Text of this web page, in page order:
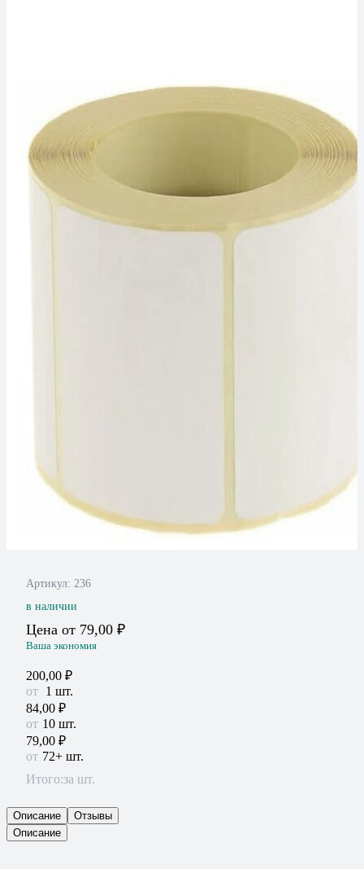
Артикул: 236
в наличии
Цена от 79,00 ₽
Ваша экономия
200,00 ₽
1 шт.
84,00 ₽
10 шт.
79,00 ₽
72+ шт.
Итого:за шт.
Описание
Отзывы
Описание